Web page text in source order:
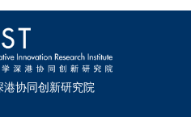
港协同创新研究院